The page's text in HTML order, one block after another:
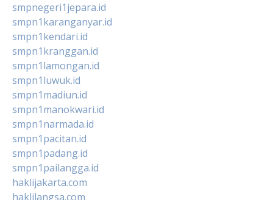
smpnegeri1jepara.id
smpn1karanganyar.id
smpn1kendari.id
smpn1kranggan.id
smpn1lamongan.id
smpn1luwuk.id
smpn1madiun.id
smpn1manokwari.id
smpn1narmada.id
smpn1pacitan.id
smpn1padang.id
smpn1pailangga.id
haklijakarta.com
haklilangsa.com